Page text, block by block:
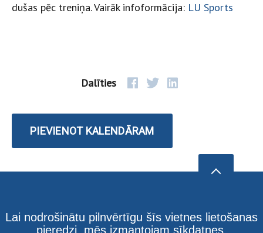
dušas pēc treniņa. Vairāk infoformācija: LU Sports
Dalīties
PIEVIENOT KALENDĀRAM
Lai nodrošinātu pilnvērtīgu šīs vietnes lietošanas
pieredzi, mēs izmantojam sīkdatnes.